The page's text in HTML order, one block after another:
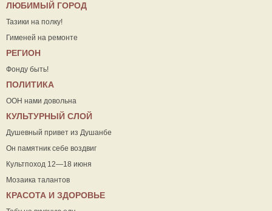
ЛЮБИМЫЙ ГОРОД
Тазики на полку!
Гименей на ремонте
РЕГИОН
Фонду быть!
ПОЛИТИКА
ООН нами довольна
КУЛЬТУРНЫЙ СЛОЙ
Душевный привет из Душанбе
Он памятник себе воздвиг
Культпоход 12—18 июня
Мозаика талантов
КРАСОТА И ЗДОРОВЬЕ